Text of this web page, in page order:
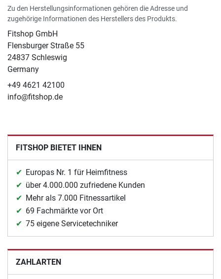
Zu den Herstellungsinformationen gehören die Adresse und
zugehörige Informationen des Herstellers des Produkts.
Fitshop GmbH
Flensburger Straße 55
24837 Schleswig
Germany
+49 4621 42100
info@fitshop.de
FITSHOP BIETET IHNEN
Europas Nr. 1 für Heimfitness
über 4.000.000 zufriedene Kunden
Mehr als 7.000 Fitnessartikel
69 Fachmärkte vor Ort
75 eigene Servicetechniker
ZAHLARTEN